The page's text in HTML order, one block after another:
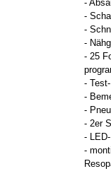
-
-
-
-
- 25
-
-
-
- 2er
-
-